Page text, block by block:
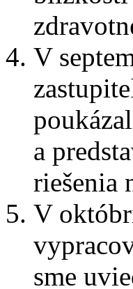
V
a
riešenia
V
sme